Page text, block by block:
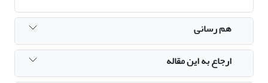
هم رسانی
ارجاع به این مقاله